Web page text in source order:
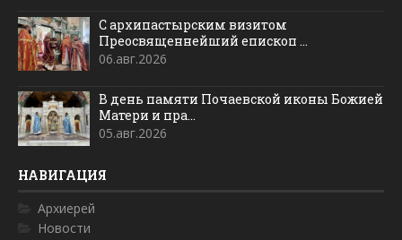
С архипастырским визитом
Преосвященнейший епископ ...
06.авг.2026
В день памяти Почаевской иконы Божией
Матери и пра...
05.авг.2026
НАВИГАЦИЯ
Архиерей
Новости